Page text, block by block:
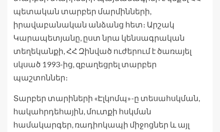
պետական տարբեր մարմինների,
իրավաբանական անձանց հետ։ Արշակ
Կարապետյանը, ըստ նրա կենսագրական
տեղեկանքի, ՀՀ Զինված ուժերում է ծառայել
սկսած 1993-ից, զբաղեցրել տարբեր
պաշտոններ։
Տարբեր տարիների «Էլկոմպ»-ը տեսահսկման,
հակահրդեհային, մուտքի հսկման
համակարգեր, ռադիոկապի միջոցներ և այլ